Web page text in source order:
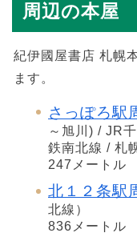
周辺の本屋
紀伊國屋書店 札幌
ます。
さっぽろ駅
～旭川) / JR
鉄南北線 / 札
247メートル
北１２条駅
北線）
836メートル